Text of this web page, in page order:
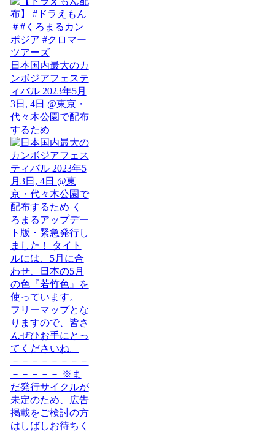
日本国内最大のカ
ンボジアフェステ
ィバル 2023年5月
3日, 4日 @東京・
代々木公園で配布
するため